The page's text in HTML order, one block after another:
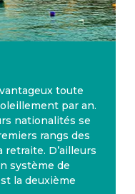
toute
par an.
nationalités se
rangs des
D’ailleurs
système de
la deuxième